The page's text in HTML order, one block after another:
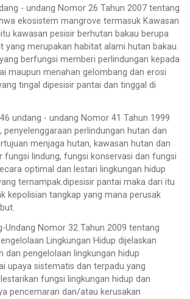
- undang Nomor 26 Tahun 2007 tentang
ekosistem mangrove termasuk Kawasan
kawasan pesisir berhutan bakau berupa
yang merupakan habitat alami hutan bakau.
berfungsi memberi perlindungan kepada
maupun menahan gelombang dan erosi
tingal dipesisir pantai dan tinggal di
undang - undang Nomor 41 Tahun 1999
penyelenggaraan perlindungan hutan dan
menjaga hutan, kawasan hutan dan
fungsi lindung, fungsi konservasi dan fungsi
optimal dan lestari lingkungan hidup
ternampak.dipesisir pantai maka dari itu
kepolisian tangkap yang mana perusak
Undang Nomor 32 Tahun 2009 tentang
Lingkungan Hidup dijelaskan
dan pengelolaan lingkungan hidup
upaya sistematis dan terpadu yang
fungsi lingkungan hidup dan
pencemaran dan/atau kerusakan